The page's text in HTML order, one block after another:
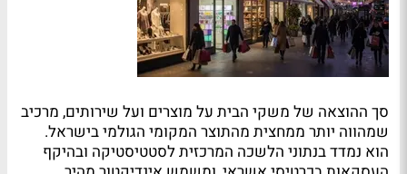
סך ההוצאה של משקי הבית על מוצרים ועל שירותים, מרכיב
שמהווה יותר ממחצית מהתוצר המקומי הגולמי בישראל.
הוא נמדד בנתוני הלשכה המרכזית לסטטיסטיקה ובהיקף